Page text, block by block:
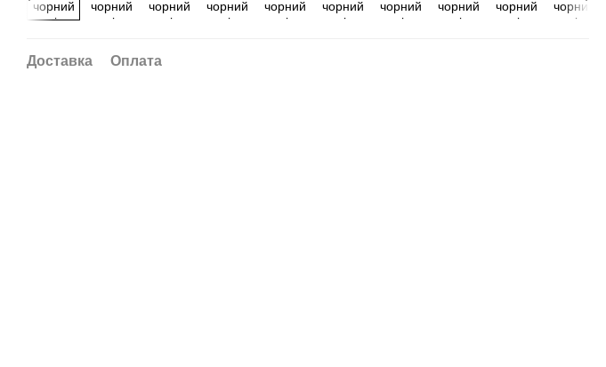
Доставка Оплата